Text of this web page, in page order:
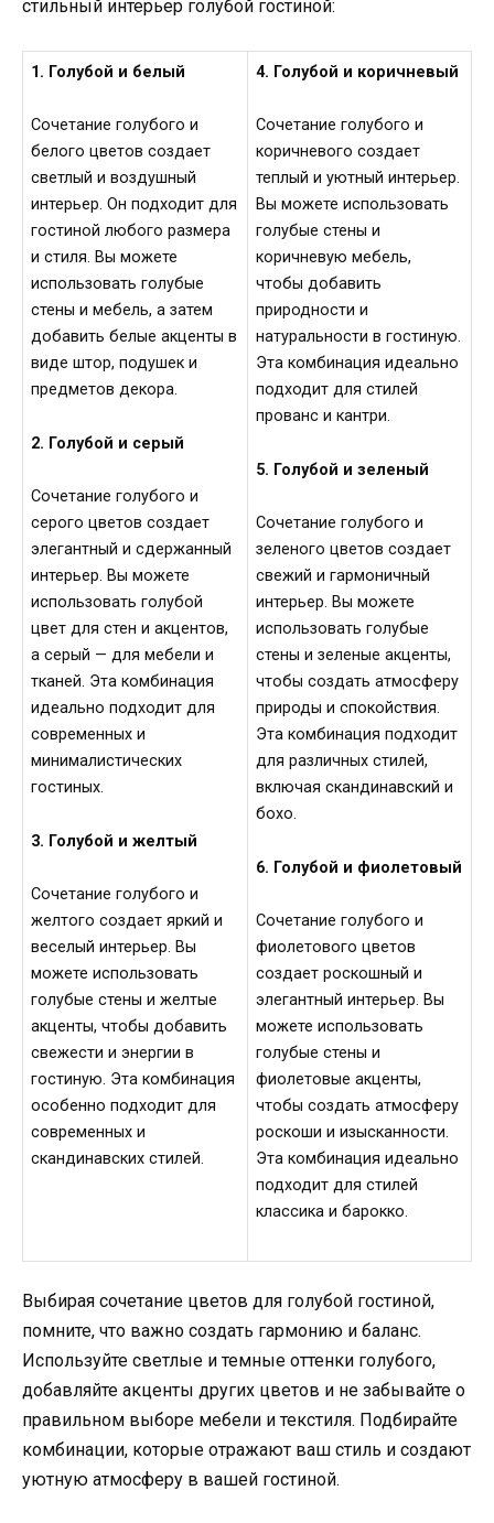
стильный интерьер голубой гостиной:
1. Голубой и белый
Сочетание голубого и
белого цветов создает
светлый и воздушный
интерьер. Он подходит для
гостиной любого размера
и стиля. Вы можете
использовать голубые
стены и мебель, а затем
добавить белые акценты в
виде штор, подушек и
предметов декора.
2. Голубой и серый
Сочетание голубого и
серого цветов создает
элегантный и сдержанный
интерьер. Вы можете
использовать голубой
цвет для стен и акцентов,
а серый — для мебели и
тканей. Эта комбинация
идеально подходит для
современных и
минималистических
гостиных.
3. Голубой и желтый
Сочетание голубого и
желтого создает яркий и
веселый интерьер. Вы
можете использовать
голубые стены и желтые
акценты, чтобы добавить
свежести и энергии в
гостиную. Эта комбинация
особенно подходит для
современных и
скандинавских стилей.
4. Голубой и коричневый
Сочетание голубого и
коричневого создает
теплый и уютный интерьер.
Вы можете использовать
голубые стены и
коричневую мебель,
чтобы добавить
природности и
натуральности в гостиную.
Эта комбинация идеально
подходит для стилей
прованс и кантри.
5. Голубой и зеленый
Сочетание голубого и
зеленого цветов создает
свежий и гармоничный
интерьер. Вы можете
использовать голубые
стены и зеленые акценты,
чтобы создать атмосферу
природы и спокойствия.
Эта комбинация подходит
для различных стилей,
включая скандинавский и
бохо.
6. Голубой и фиолетовый
Сочетание голубого и
фиолетового цветов
создает роскошный и
элегантный интерьер. Вы
можете использовать
голубые стены и
фиолетовые акценты,
чтобы создать атмосферу
роскоши и изысканности.
Эта комбинация идеально
подходит для стилей
классика и барокко.
Выбирая сочетание цветов для голубой гостиной,
помните, что важно создать гармонию и баланс.
Используйте светлые и темные оттенки голубого,
добавляйте акценты других цветов и не забывайте о
правильном выборе мебели и текстиля. Подбирайте
комбинации, которые отражают ваш стиль и создают
уютную атмосферу в вашей гостиной.